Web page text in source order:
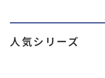
人気シリーズ